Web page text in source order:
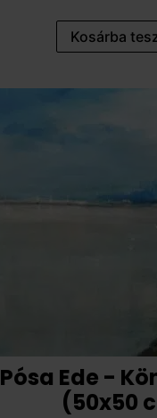
Kosárba
Pósa Ede -
(50x50